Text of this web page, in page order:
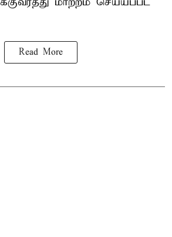
Read More